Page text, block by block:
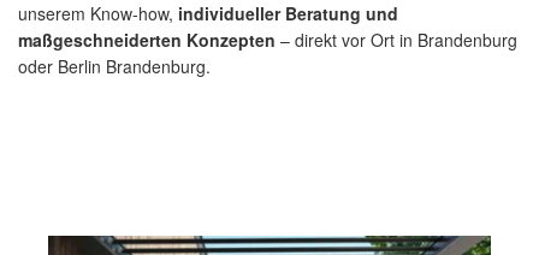
unserem Know-how, individueller Beratung und
maßgeschneiderten Konzepten – direkt vor Ort in Brandenburg
oder Berlin Brandenburg.